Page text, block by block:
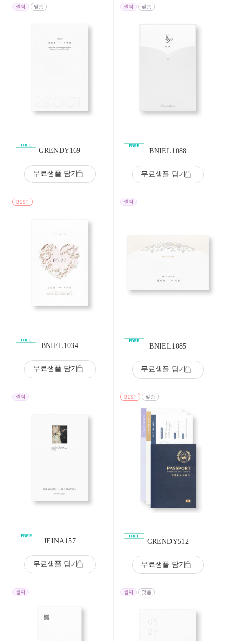
GRENDY169
무료샘플 담기
BNIEL1088
무료샘플 담기
BNIEL1034
무료샘플 담기
BNIEL1085
무료샘플 담기
JEINA157
무료샘플 담기
GRENDY512
무료샘플 담기